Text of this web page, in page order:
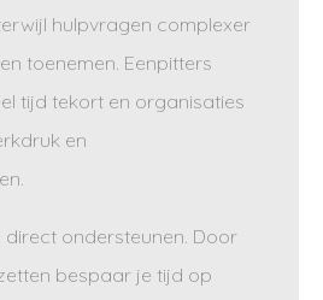
hulpvragen complexer
toenemen. Eenpitters
tijd tekort en organisaties
en
direct ondersteunen. Door
bespaar je tijd op